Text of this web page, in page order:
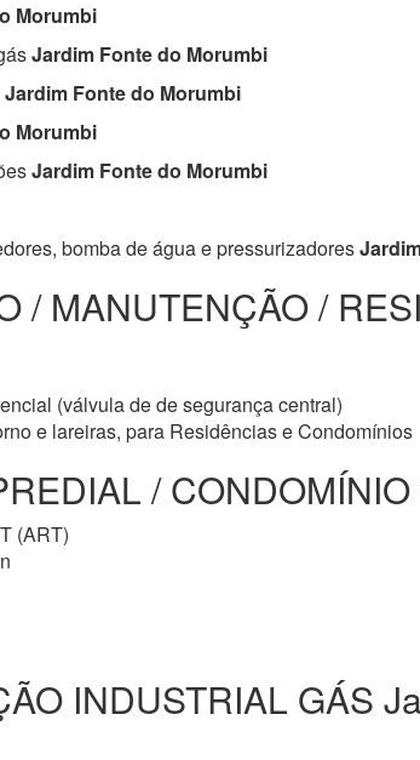
Morumbi
Jardim Fonte do Morumbi
Jardim Fonte do Morumbi
Morumbi
Jardim Fonte do Morumbi
bomba de água e pressurizadores
/ MANUTENÇÃO /
(válvula de de segurança central)
e lareiras, para Residências e Condomínios
/
(ART)
INDUSTRIAL GÁS